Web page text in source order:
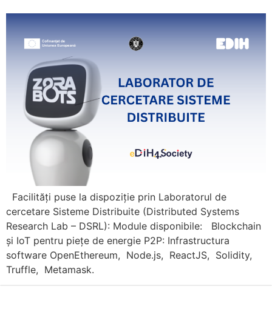
Facilități puse la dispoziție prin Laboratorul de
cercetare Sisteme Distribuite (Distributed Systems
Research Lab – DSRL): Module disponibile: Blockchain
și IoT pentru piețe de energie P2P: Infrastructura
software OpenEthereum, Node.js, ReactJS, Solidity,
Truffle, Metamask.